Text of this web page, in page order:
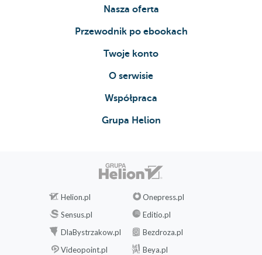
Nasza oferta
Przewodnik po ebookach
Twoje konto
O serwisie
Współpraca
Grupa Helion
Helion.pl
Onepress.pl
Sensus.pl
Editio.pl
DlaBystrzakow.pl
Bezdroza.pl
Videopoint.pl
Beya.pl